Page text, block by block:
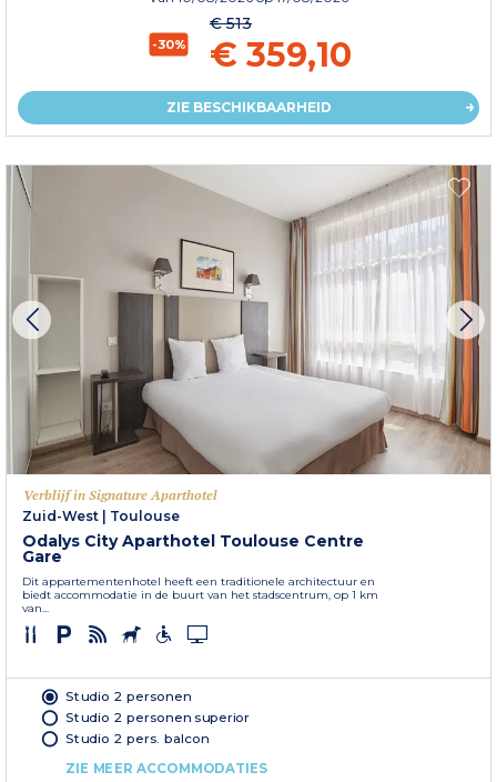
-30%
€ 513
€ 359,10
ZIE BESCHIKBAARHEID
Verblijf in Signature Aparthotel
Zuid-West | Toulouse
Odalys City Aparthotel Toulouse Centre
Gare
Dit appartementenhotel heeft een traditionele architectuur en
biedt accommodatie in de buurt van het stadscentrum, op 1 km
van...
Studio 2 personen
Studio 2 personen superior
Studio 2 pers. balcon
ZIE MEER ACCOMMODATIES